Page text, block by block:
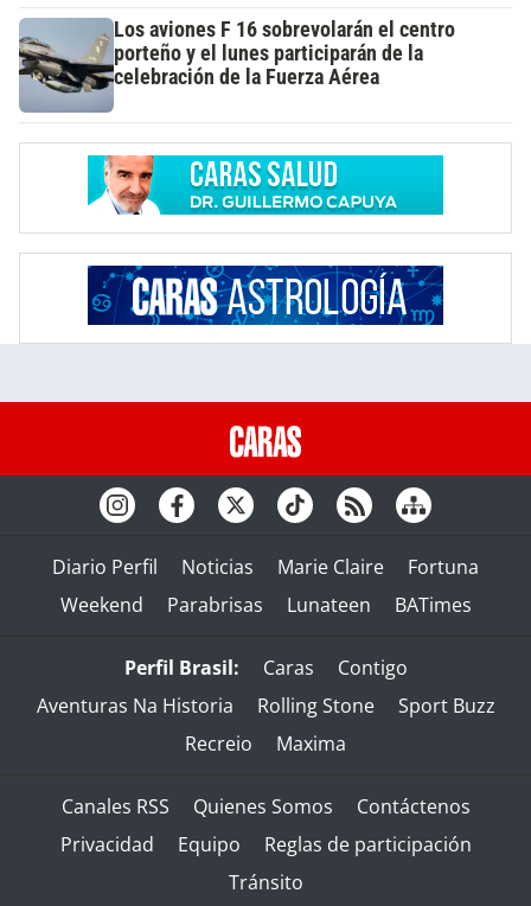
Los aviones F 16 sobrevolarán el centro
porteño y el lunes participarán de la
celebración de la Fuerza Aérea
Diario Perfil Noticias Marie Claire
Fortuna
Weekend
Parabrisas Lunateen BATimes
Perfil Brasil: Caras
Contigo
Aventuras Na Historia
Rolling Stone
Sport Buzz
Recreio
Maxima
Canales RSS Quienes Somos
Contáctenos
Privacidad
Equipo
Reglas de participación
Tránsito